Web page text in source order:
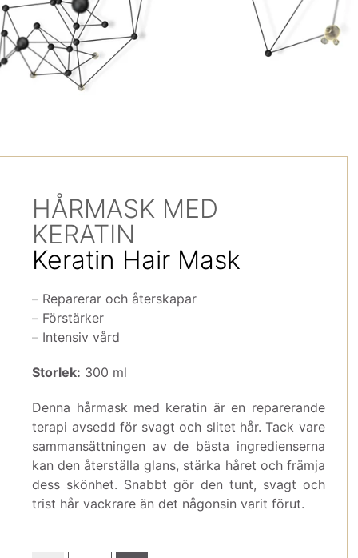
HÅRMASK MED
KERATIN
Keratin Hair Mask
Reparerar och återskapar
Förstärker
Intensiv vård
Storlek: 300 ml
Denna hårmask med keratin är en reparerande
terapi avsedd för svagt och slitet hår. Tack vare
sammansättningen av de bästa ingredienserna
kan den återställa glans, stärka håret och främja
dess skönhet. Snabbt gör den tunt, svagt och
trist hår vackrare än det någonsin varit förut.